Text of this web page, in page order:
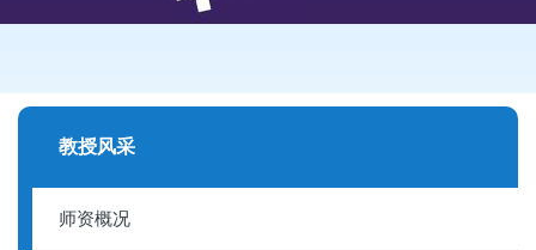
教授风采
师资概况